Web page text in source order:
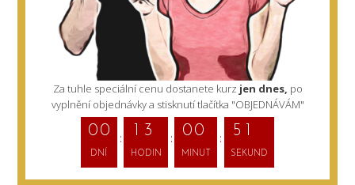
Za tuhle speciální cenu dostanete kurz jen dnes, po
vyplnění objednávky a stisknutí tlačítka "OBJEDNÁVÁM"
00
DNÍ
3
HODIN
00
MINUT
4
SEKUND